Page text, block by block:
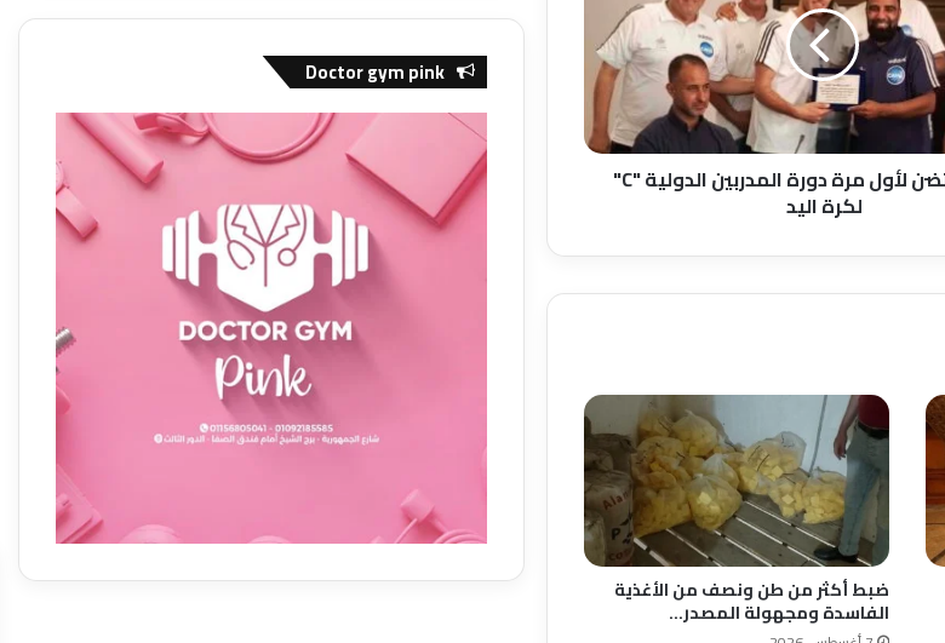
بنغازي تحتضن لأول مرة دورة المدربين الدولية "C"
لكرة اليد
ضبط أكثر من طن ونصف من الأغذية
الفاسدة ومجهولة المصدر…
Doctor gym pink